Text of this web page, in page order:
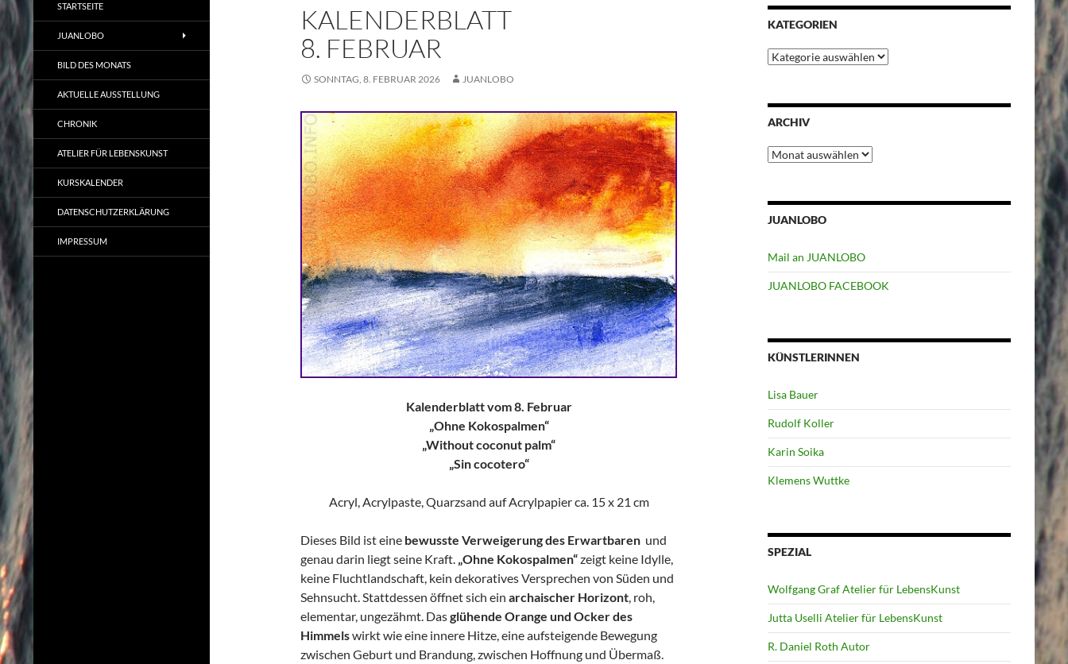
KALENDERBLATT
8. FEBRUAR
SONNTAG, 8. FEBRUAR 2026 JUANLOBO
Kalenderblatt vom 8. Februar
„Ohne Kokospalmen“
„Without coconut palm“
„Sin cocotero“
Acryl, Acrylpaste, Quarzsand auf Acrylpapier ca. 15 x 21 cm
Dieses Bild ist eine bewusste Verweigerung des Erwartbaren und
genau darin liegt seine Kraft. „Ohne Kokospalmen“zeigt keine Idylle,
keine Fluchtlandschaft, kein dekoratives Versprechen von Süden und
Sehnsucht. Stattdessen öffnet sich ein archaischer Horizont , roh,
elementar, ungezähmt. Dasglühende Orange und Ocker des
Himmelswirkt wie eine innere Hitze, eine aufsteigende Bewegung
zwischen Geburt und Brandung, zwischen Hoffnung und Übermaß.
KATEGORIEN
Kategorien
ARCHIV
Archiv
JUANLOBO
Mail an JUANLOBO
JUANLOBO FACEBOOK
KÜNSTLERINNEN
Lisa Bauer
Rudolf Koller
Karin Soika
Klemens Wuttke
SPEZIAL
Wolfgang Graf Atelier für LebensKunst
Jutta Uselli Atelier für LebensKunst
R. Daniel Roth Autor
STARTSEITE
JUANLOBO
BILD DES MONATS
AKTUELLE AUSSTELLUNG
CHRONIK
ATELIER FÜR LEBENSKUNST
KURSKALENDER
DATENSCHUTZERKLÄRUNG
IMPRESSUM